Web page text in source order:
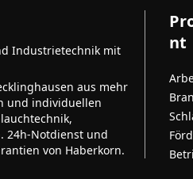
Industrietechnik mit
aus mehr
und individuellen
24h-Notdienst und
von Haberkorn.
nt